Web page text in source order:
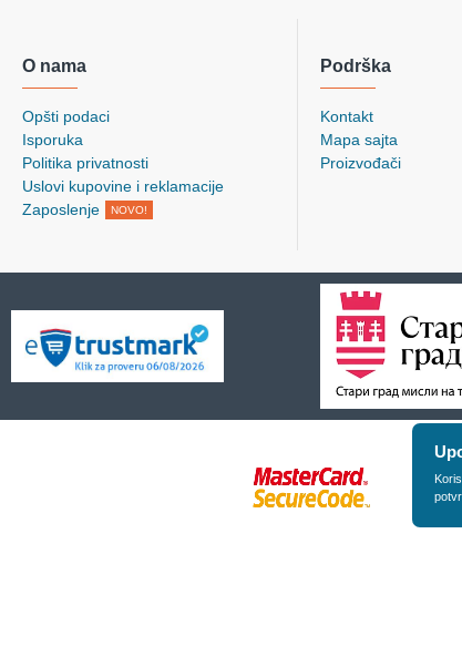
O nama
Opšti podaci
Isporuka
Politika privatnosti
Uslovi kupovine i reklamacije
Zaposlenje
NOVO!
Podrška
Kontakt
Mapa sajta
Proizvođači